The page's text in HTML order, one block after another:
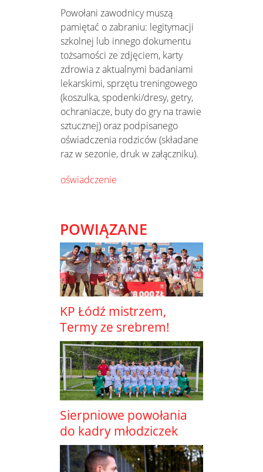
Powołani zawodnicy muszą
pamiętać o zabraniu: legitymacji
szkolnej lub innego dokumentu
tożsamości ze zdjęciem, karty
zdrowia z aktualnymi badaniami
lekarskimi, sprzętu treningowego
(koszulka, spodenki/dresy, getry,
ochraniacze, buty do gry na trawie
sztucznej) oraz podpisanego
oświadczenia rodziców (składane
raz w sezonie, druk w załączniku).
oświadczenie
POWIĄZANE
KP Łódź mistrzem,
Termy ze srebrem!
Sierpniowe powołania
do kadry młodziczek